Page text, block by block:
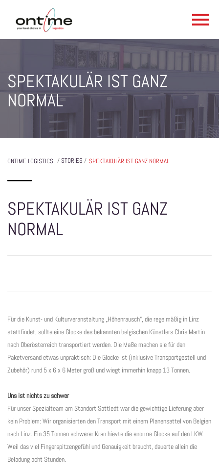
SPEKTAKULÄR IST GANZ
NORMAL
ONTIME LOGISTICS / STORIES / SPEKTAKULÄR IST GANZ NORMAL
SPEKTAKULÄR IST GANZ
NORMAL
Für die Kunst- und Kulturveranstaltung „Höhenrausch“, die regelmäßig in Linz
stattfindet, sollte eine Glocke des bekannten belgischen Künstlers Chris Martin
nach Oberösterreich transportiert werden. Die Maße machen sie für den
Paketversand etwas unpraktisch: Die Glocke ist (inklusive Transportgestell und
Zubehör) rund 5 x 6 x 6 Meter groß und wiegt immerhin knapp 13 Tonnen.
Uns ist nichts zu schwer
Für unser Spezialteam am Standort Sattledt war die gewichtige Lieferung aber
kein Problem: Wir organisierten den Transport mit einem Planensattel von Belgien
nach Linz. Ein 35 Tonnen schwerer Kran hievte die enorme Glocke auf den LKW.
Weil das viel Fingerspitzengefühl und Genauigkeit braucht, dauerte allein die
Beladung acht Stunden.